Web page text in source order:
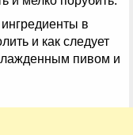
в
и как следует
пивом и